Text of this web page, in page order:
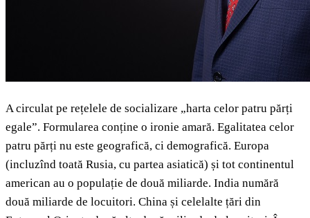
A circulat pe rețelele de socializare „harta celor patru părți
egale”. Formularea conține o ironie amară. Egalitatea celor
patru părți nu este geografică, ci demografică. Europa
(incluzînd toată Rusia, cu partea asiatică) și tot continentul
american au o populație de două miliarde. India numără
două miliarde de locuitori. China și celelalte țări din